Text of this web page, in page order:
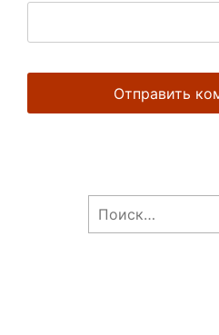
Найти: